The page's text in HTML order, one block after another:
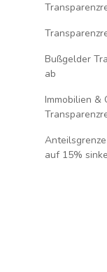
Bußgelder
ab
Immobilien &
auf 15%